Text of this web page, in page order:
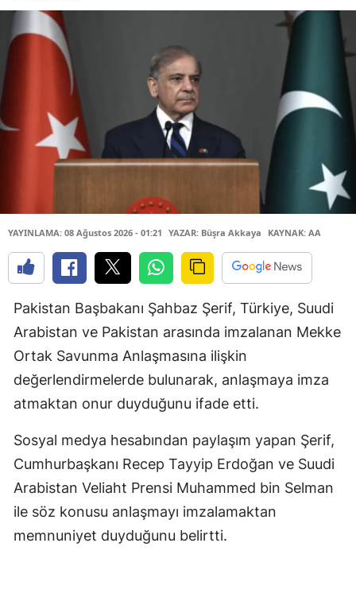
YAYINLAMA: 08 Ağustos 2026 - 01:21 YAZAR: Büşra Akkaya KAYNAK: AA
Pakistan Başbakanı Şahbaz Şerif, Türkiye, Suudi
Arabistan ve Pakistan arasında imzalanan Mekke
Ortak Savunma Anlaşmasına ilişkin
değerlendirmelerde bulunarak, anlaşmaya imza
atmaktan onur duyduğunu ifade etti.
Sosyal medya hesabından paylaşım yapan Şerif,
Cumhurbaşkanı Recep Tayyip Erdoğan ve Suudi
Arabistan Veliaht Prensi Muhammed bin Selman
ile söz konusu anlaşmayı imzalamaktan
memnuniyet duyduğunu belirtti.